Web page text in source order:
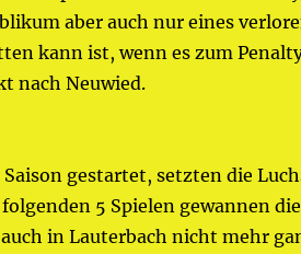
aber auch nur eines
kann ist, wenn es zum
nach Neuwied.
gestartet, setzten die
5 Spielen gewannen
in Lauterbach nicht mehr